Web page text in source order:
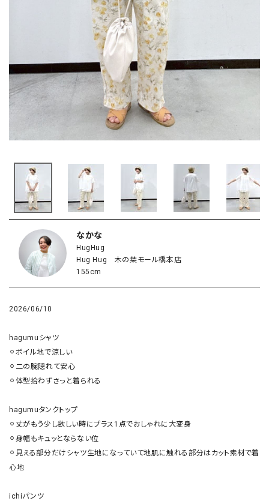
なかな
HugHug
Hug Hug 木の葉モール橋本店
155cm
2026/06/10
hagumuシャツ
⚪︎ボイル地で涼しい
⚪︎二の腕隠れて安心
⚪︎体型拾わずさっと着られる
hagumuタンクトップ
⚪︎丈がもう少し欲しい時にプラス1点でおしゃれに大変身
⚪︎身幅もキュッとならない位
⚪︎見える部分だけシャツ生地になっていて地肌に触れる部分はカット素材で着
心地
ichiパンツ